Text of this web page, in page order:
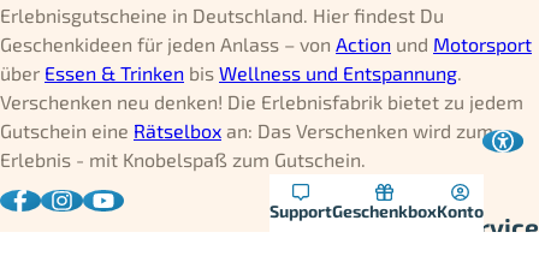
SupportGeschenkboxKonto
Erlebnisgutscheine in Deutschland. Hier findest Du
Geschenkideen für jeden Anlass – von Action und Motorsport
über Essen & Trinken bis Wellness und Entspannung.
Verschenken neu denken! Die Erlebnisfabrik bietet zu jedem
Gutschein eine Rätselbox an: Das Verschenken wird zum
Erlebnis - mit Knobelspaß zum Gutschein.
Kontakt & Service